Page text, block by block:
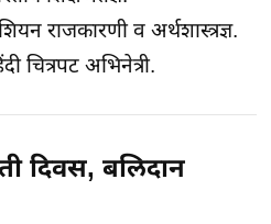
राजकारणी व अर्थशास्त्रज्ञ.
चित्रपट अभिनेत्री.
दिवस, बलिदान